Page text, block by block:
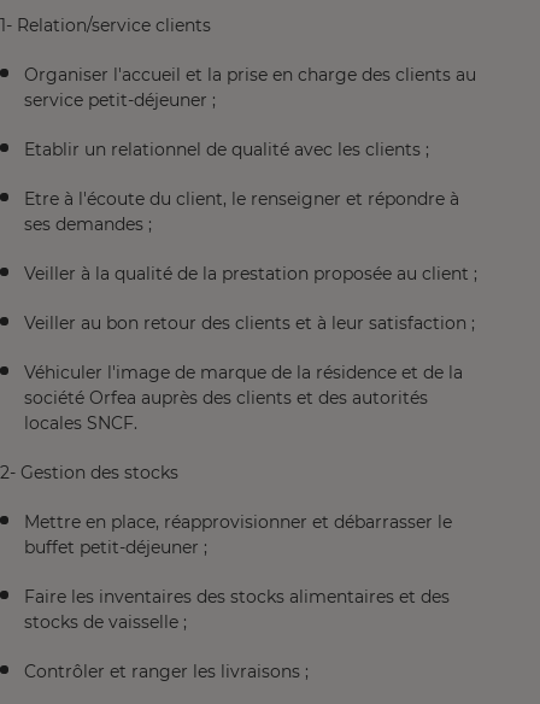
1- Relation/service clients
Organiser l'accueil et la prise en charge des clients au
service petit-déjeuner ;
Etablir un relationnel de qualité avec les clients ;
Etre à l'écoute du client, le renseigner et répondre à
ses demandes ;
Veiller à la qualité de la prestation proposée au client ;
Veiller au bon retour des clients et à leur satisfaction ;
Véhiculer l'image de marque de la résidence et de la
société Orfea auprès des clients et des autorités
locales SNCF.
2- Gestion des stocks
Mettre en place, réapprovisionner et débarrasser le
buffet petit-déjeuner ;
Faire les inventaires des stocks alimentaires et des
stocks de vaisselle ;
Contrôler et ranger les livraisons ;